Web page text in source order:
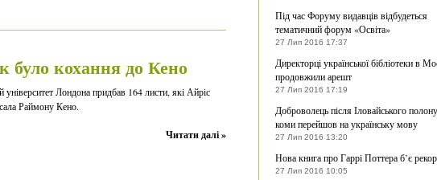
кохання до Кено
університет Лондона придбав 164 листи, які Айріс
Раймону Кено.
Читати далі »
Під час Форуму видавців відбудеться
тематичний форум «Освіта»
27 Лип 2016 17:37
Директорці української бібліотеки в
продовжили арешт
27 Лип 2016 17:19
Доброволець після Іловайського
коми перейшов на українську мову
27 Лип 2016 13:20
Нова книга про Гаррі Поттера б’є
27 Лип 2016 10:05